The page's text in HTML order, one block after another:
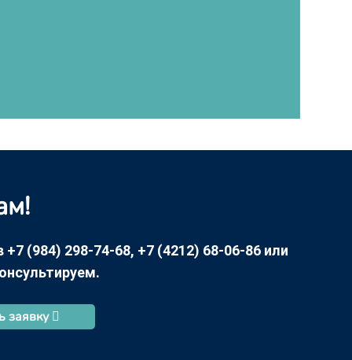
(984) 298-74-68, +7 (4212) 68-06-86 или
заявку